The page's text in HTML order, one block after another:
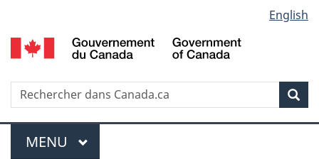
au
contenu
propos
de
la
HTML
simplifiée
selection
English
Recherche
Menu
MENU PRINCIPAL